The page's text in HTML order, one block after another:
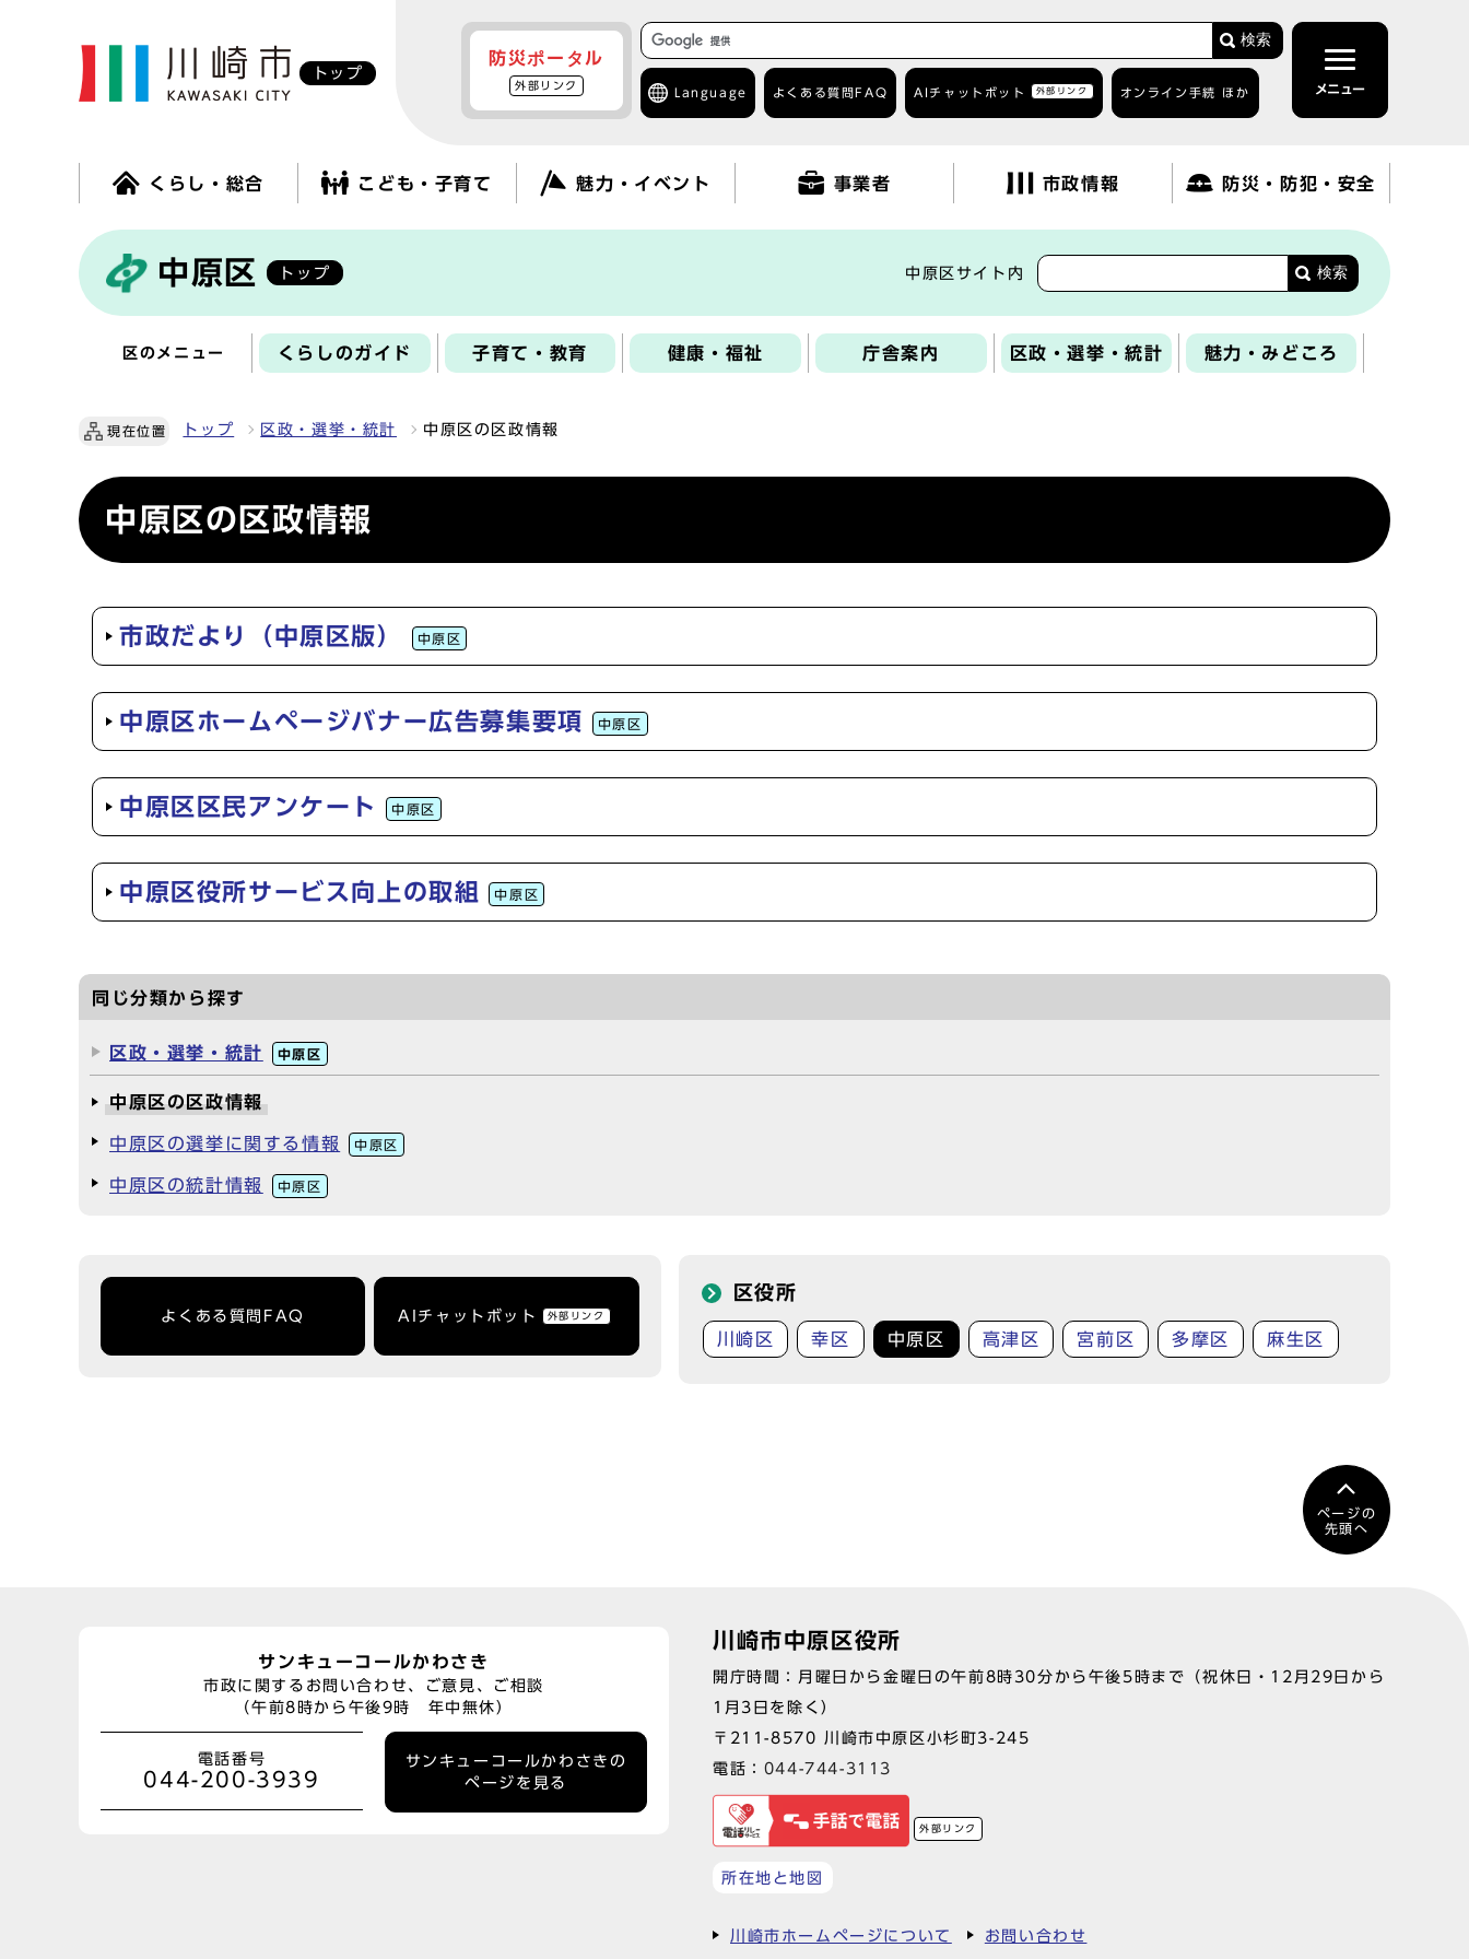
トップ
防災ポータル
外部リンク
検索
Language よくある質問 FAQ AIチャットボット 外部リンク オンライン手続 ほか メニュー
くらし・総合 こども・子育て 魅力・イベント 事業者 市政情報 防災・防犯・安全
中原区 トップ 中原区サイト内 検索
区のメニュー くらしのガイド 子育て・教育 健康・福祉 庁舎案内 区政・選挙・統計 魅力・みどころ
現在位置 トップ 区政・選挙・統計 中原区の区政情報
中原区の区政情報
市政だより（中原区版） 中原区
中原区ホームページバナー広告募集要項 中原区
中原区区民アンケート 中原区
中原区役所サービス向上の取組 中原区
同じ分類から探す
区政・選挙・統計 中原区
中原区の区政情報
中原区の選挙に関する情報 中原区
中原区の統計情報 中原区
よくある質問FAQ AIチャットボット 外部リンク
区役所
川崎区 幸区 中原区 高津区 宮前区 多摩区 麻生区
ページの
先頭へ
サンキューコールかわさき
市政に関するお問い合わせ、ご意見、ご相談
（午前8時から午後9時 年中無休）
電話番号
044-200-3939
サンキューコールかわさきの
ページを見る
川崎市中原区役所
開庁時間：月曜日から金曜日の午前8時30分から午後5時まで（祝休日・12月29日から
1月3日を除く）
〒211-8570 川崎市中原区小杉町3-245
電話： 044-744-3113
外部リンク
所在地と地図
川崎市ホームページについて お問い合わせ